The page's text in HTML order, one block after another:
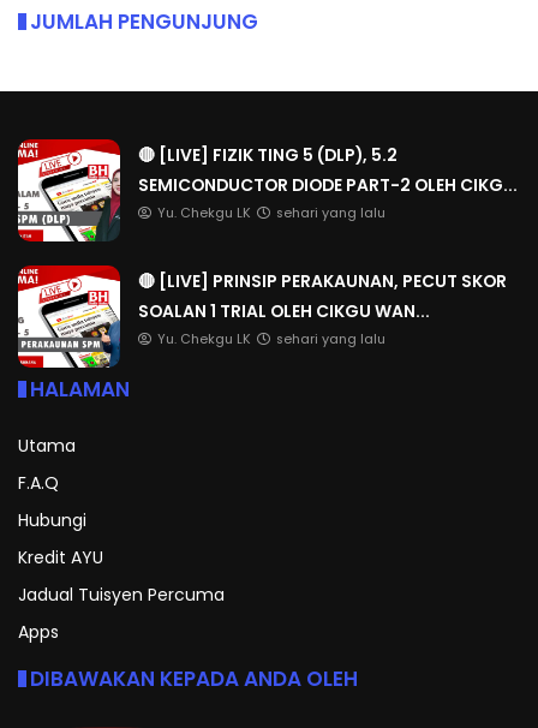
JUMLAH PENGUNJUNG
🔴 [LIVE] FIZIK TING 5 (DLP), 5.2
SEMICONDUCTOR DIODE PART-2 OLEH CIKG...
Yu. Chekgu LK sehari yang lalu
🔴 [LIVE] PRINSIP PERAKAUNAN, PECUT SKOR
SOALAN 1 TRIAL OLEH CIKGU WAN...
Yu. Chekgu LK sehari yang lalu
HALAMAN
Utama
F.A.Q
Hubungi
Kredit AYU
Jadual Tuisyen Percuma
Apps
DIBAWAKAN KEPADA ANDA OLEH